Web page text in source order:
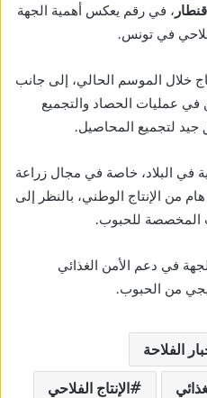
، في رقم يعكس أهمية الجهة
في تونس.
خلال الموسم الحالي، إلى جانب
في عمليات الحصاد والتجميع
لتجميع المحاصيل.
في البلاد، خاصة في مجال زراعة
من الإنتاج الوطني، بالنظر إلى
المخصصة للحبوب.
في دعم الأمن الغذائي
من الحبوب.
الفلاحة
الإنتاج الفلاحي